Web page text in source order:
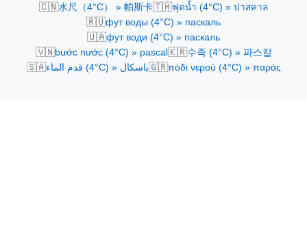
🇨🇳水尺（4°C） » 帕斯卡🇹🇭ฟุตน้ำ (4°C) » ปาสคาล
🇷🇺фут воды (4°C) » паскаль
🇺🇦фут води (4°C) » паскаль
🇻🇳bước nước (4°C) » pascal 🇰🇷수족 (4°C) » 파스칼
🇸🇦 قدم الماء (4°C) » باسكال🇬🇷πόδι νερού (4°C) » παράς